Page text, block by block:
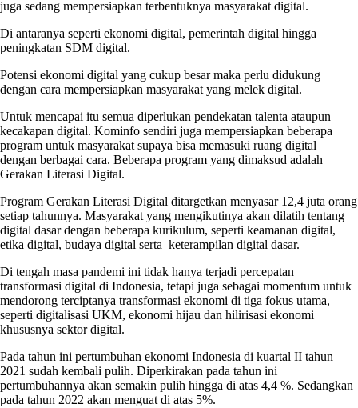
juga sedang mempersiapkan terbentuknya masyarakat digital.
Di antaranya seperti ekonomi digital, pemerintah digital hingga
peningkatan SDM digital.
Potensi ekonomi digital yang cukup besar maka perlu didukung
dengan cara mempersiapkan masyarakat yang melek digital.
Untuk mencapai itu semua diperlukan pendekatan talenta ataupun
kecakapan digital. Kominfo sendiri juga mempersiapkan beberapa
program untuk masyarakat supaya bisa memasuki ruang digital
dengan berbagai cara. Beberapa program yang dimaksud adalah
Gerakan Literasi Digital.
Program Gerakan Literasi Digital ditargetkan menyasar 12,4 juta orang
setiap tahunnya. Masyarakat yang mengikutinya akan dilatih tentang
digital dasar dengan beberapa kurikulum, seperti keamanan digital,
etika digital, budaya digital serta keterampilan digital dasar.
Di tengah masa pandemi ini tidak hanya terjadi percepatan
transformasi digital di Indonesia, tetapi juga sebagai momentum untuk
mendorong terciptanya transformasi ekonomi di tiga fokus utama,
seperti digitalisasi UKM, ekonomi hijau dan hilirisasi ekonomi
khususnya sektor digital.
Pada tahun ini pertumbuhan ekonomi Indonesia di kuartal II tahun
2021 sudah kembali pulih. Diperkirakan pada tahun ini
pertumbuhannya akan semakin pulih hingga di atas 4,4 %. Sedangkan
pada tahun 2022 akan menguat di atas 5%.